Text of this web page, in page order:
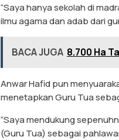
“Saya hanya sekolah di
ilmu agama dan adab dari
BACA JUGA 8.700 Ha
Anwar Hafid pun
menetapkan Guru Tua
“Saya mendukung
(Guru Tua) sebagai